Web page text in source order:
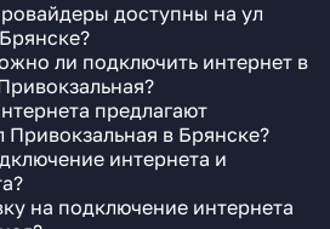
доступны на ул
ли подключить интернет в
предлагают
в Брянске?
интернета и
на подключение интернета